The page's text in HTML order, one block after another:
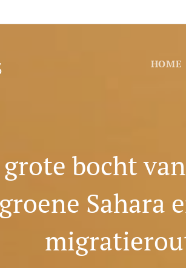
HOME
bocht
groene Sahara